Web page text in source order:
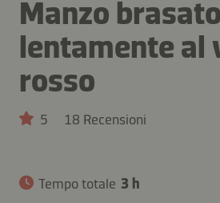
Manzo brasato
lentamente al
rosso
5 18 Recensioni
Tempo totale 3 h